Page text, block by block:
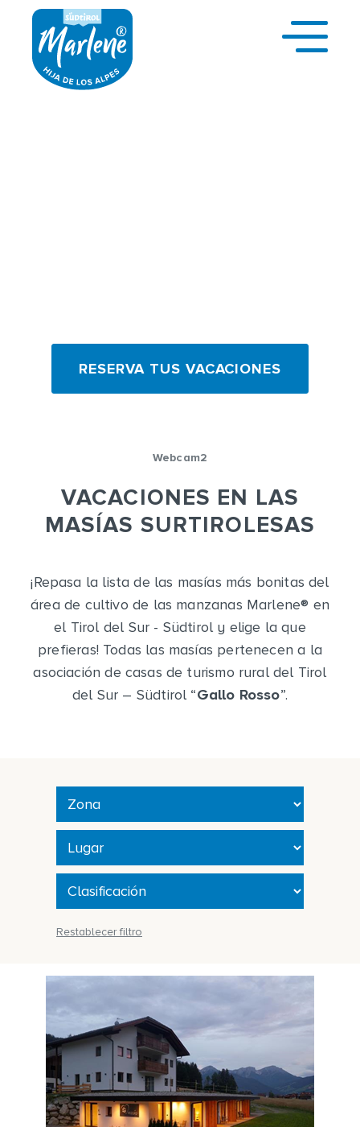
RESERVA TUS VACACIONES
Webcam2
VACACIONES EN LAS
MASÍAS SURTIROLESAS
¡Repasa la lista de las masías más bonitas del
área de cultivo de las manzanas Marlene® en
el Tirol del Sur - Südtirol y elige la que
prefieras! Todas las masías pertenecen a la
asociación de casas de turismo rural del Tirol
del Sur – Südtirol “Gallo Rosso”.
Restablecer filtro